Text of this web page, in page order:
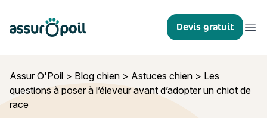
Assur O'Poil Devis gratuit
Assur O'Poil > Blog chien > Astuces chien > Les
questions à poser à l’éleveur avant d’adopter un chiot de
race